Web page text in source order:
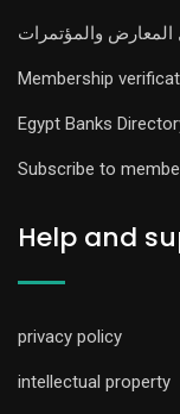
المعارض والمؤتمرات
Membership
Egypt Banks
Subscribe to
Help and
privacy policy
intellectual property